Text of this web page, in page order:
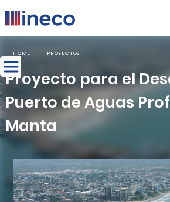
Pasar al contenido principal
HOME PROYECTOS
Proyecto para el
Puerto de Aguas
Manta